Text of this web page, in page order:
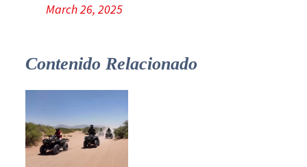
March 26, 2025
Contenido Relacionado